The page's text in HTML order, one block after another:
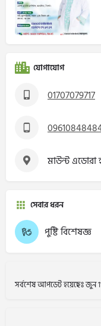
যোগাযোগ
01707079717
মাউন্ট এডোরা
সেবার ধরন
পুষ্টি বিশেষজ্ঞ
সর্বশেষ আপডেট হয়েছেঃ জুন